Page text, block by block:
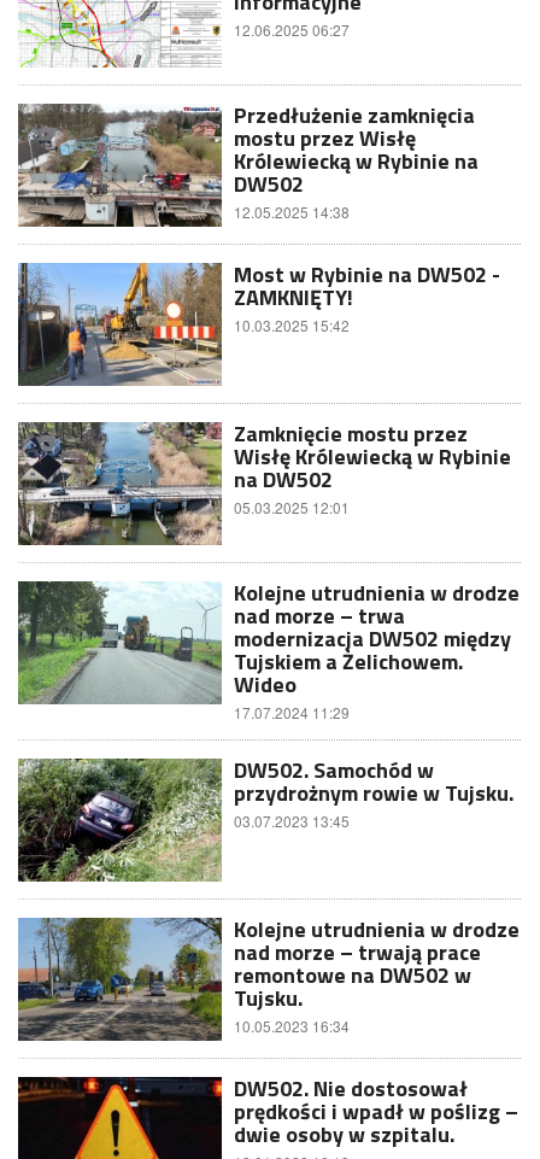
12.06.2025 06:27
Przedłużenie zamknięcia
mostu przez Wisłę
Królewiecką w Rybinie na
DW502
12.05.2025 14:38
Most w Rybinie na DW502 -
ZAMKNIĘTY!
10.03.2025 15:42
Zamknięcie mostu przez
Wisłę Królewiecką w Rybinie
na DW502
05.03.2025 12:01
Kolejne utrudnienia w drodze
nad morze – trwa
modernizacja DW502 między
Tujskiem a Żelichowem.
Wideo
17.07.2024 11:29
DW502. Samochód w
przydrożnym rowie w Tujsku.
03.07.2023 13:45
Kolejne utrudnienia w drodze
nad morze – trwają prace
remontowe na DW502 w
Tujsku.
10.05.2023 16:34
DW502. Nie dostosował
prędkości i wpadł w poślizg –
dwie osoby w szpitalu.